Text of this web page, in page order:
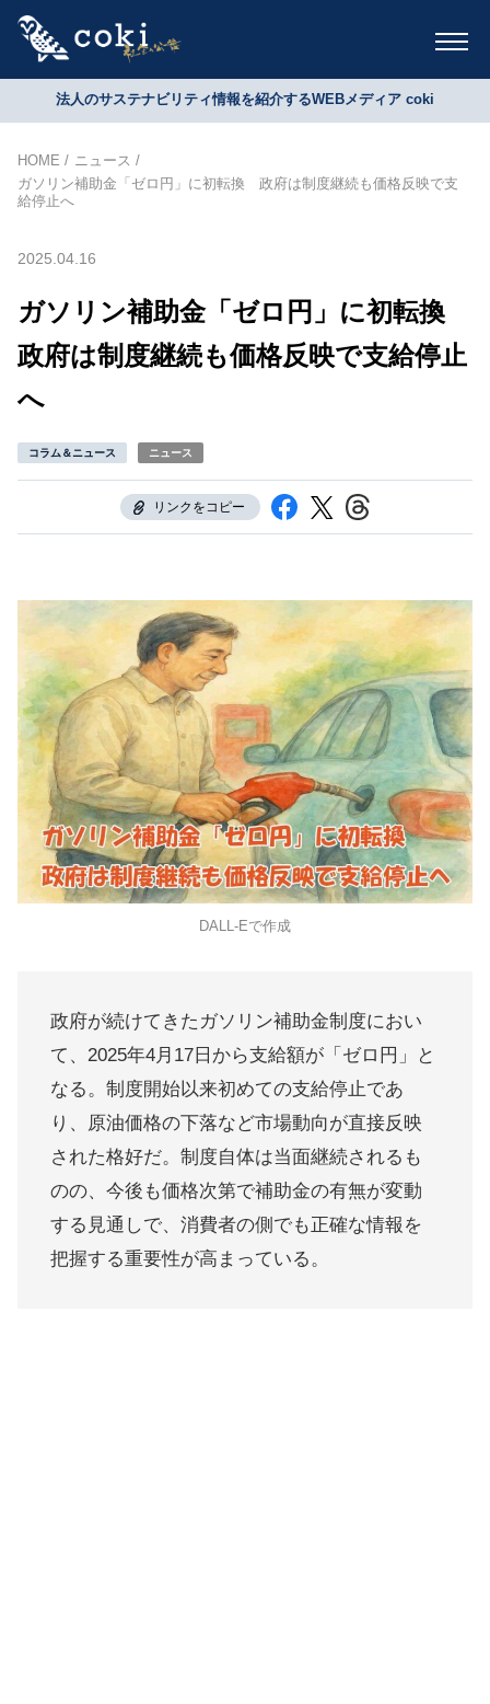
法人のサステナビリティ情報を紹介するWEBメディア coki
HOME
ニュース
ガソリン補助金「ゼロ円」に初転換 政府は制度継続も価格反映で支
給停止へ
2025.04.16
ガソリン補助金「ゼロ円」に初転換
政府は制度継続も価格反映で支給停止
へ
コラム＆ニュース ニュース
リンクをコピー
DALL-Eで作成
政府が続けてきたガソリン補助金制度におい
て、2025年4月17日から支給額が「ゼロ円」と
なる。制度開始以来初めての支給停止であ
り、原油価格の下落など市場動向が直接反映
された格好だ。制度自体は当面継続されるも
のの、今後も価格次第で補助金の有無が変動
する見通しで、消費者の側でも正確な情報を
把握する重要性が高まっている。